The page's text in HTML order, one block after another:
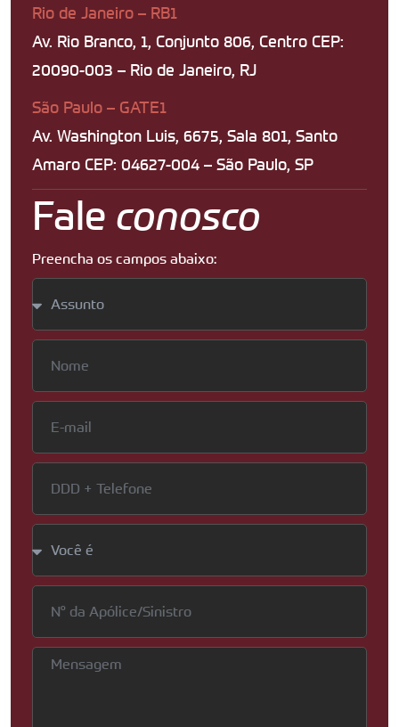
Rio de Janeiro – RB1
Av. Rio Branco, 1, Conjunto 806, Centro CEP:
20090-003 – Rio de Janeiro, RJ
São Paulo – GATE1
Av. Washington Luis, 6675, Sala 801, Santo
Amaro CEP: 04627-004 – São Paulo, SP
Fale conosco
Preencha os campos abaixo: